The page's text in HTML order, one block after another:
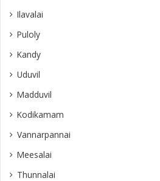
Ilavalai
Puloly
Kandy
Uduvil
Madduvil
Kodikamam
Vannarpannai
Meesalai
Thunnalai